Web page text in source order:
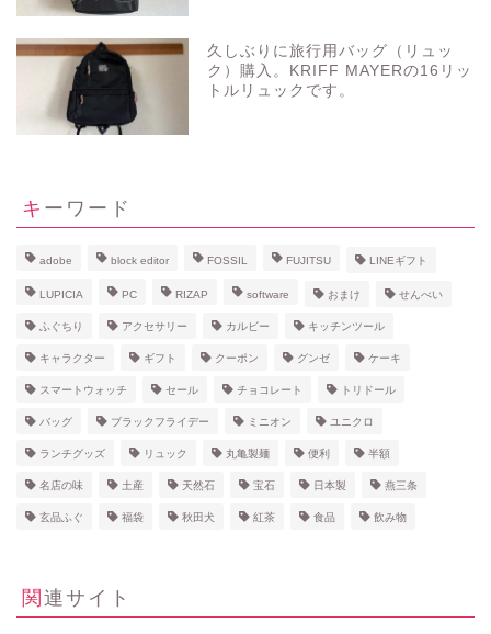
久しぶりに旅行用バッグ（リュッ
ク）購入。KRIFF MAYERの16リッ
トルリュックです。
キーワード
adobe block editor FOSSIL FUJITSU LINEギフト
LUPICIA PC RIZAP software おまけ せんべい
ふぐちり アクセサリー カルビー キッチンツール
キャラクター ギフト クーポン グンゼ ケーキ
スマートウォッチ セール チョコレート トリドール
バッグ ブラックフライデー ミニオン ユニクロ
ランチグッズ リュック 丸亀製麺 便利 半額
名店の味 土産 天然石 宝石 日本製 燕三条
玄品ふぐ 福袋 秋田犬 紅茶 食品 飲み物
関連サイト